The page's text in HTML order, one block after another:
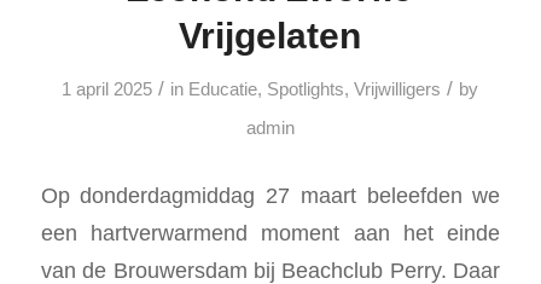
Vrijgelaten
1 april 2025 / in Educatie, Spotlights,Vrijwilligers / by
admin
Op donderdagmiddag 27 maart beleefden we
een hartverwarmend moment aan het einde
van de Brouwersdam bij Beachclub Perry. Daar